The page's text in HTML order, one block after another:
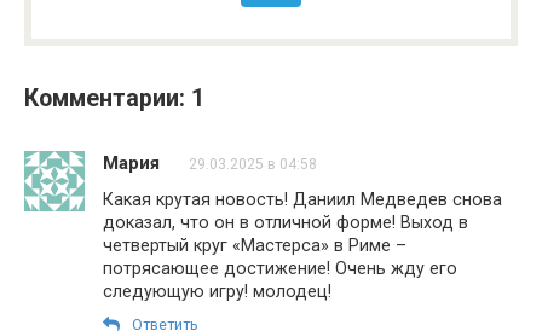
Комментарии: 1
Мария 29.03.2025 в 04:58
Какая крутая новость! Даниил Медведев снова
доказал, что он в отличной форме! Выход в
четвертый круг «Мастерса» в Риме –
потрясающее достижение! Очень жду его
следующую игру! молодец!
Ответить